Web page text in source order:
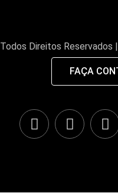
Todos Direitos Reservados
FAÇA